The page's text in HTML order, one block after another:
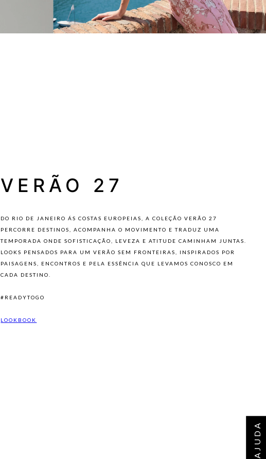
AJUDA
VERÃO 27
DO RIO DE JANEIRO ÁS COSTAS EUROPEIAS, A COLEÇÃO VERÃO 27
PERCORRE DESTINOS, ACOMPANHA O MOVIMENTO E TRADUZ UMA
TEMPORADA ONDE SOFISTICAÇÃO, LEVEZA E ATITUDE CAMINHAM JUNTAS.
LOOKS PENSADOS PARA UM VERÃO SEM FRONTEIRAS, INSPIRADOS POR
PAISAGENS, ENCONTROS E PELA ESSÊNCIA QUE LEVAMOS CONOSCO EM
CADA DESTINO.
#READYTOGO
LOOKBOOK